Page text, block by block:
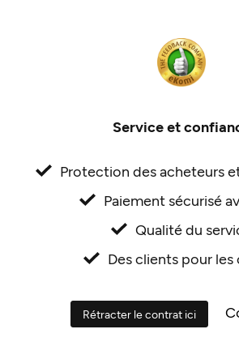
Service et
Protection des acheteurs
Paiement sécurisé
Qualité du
Des clients pour les
Rétracter le contrat ici